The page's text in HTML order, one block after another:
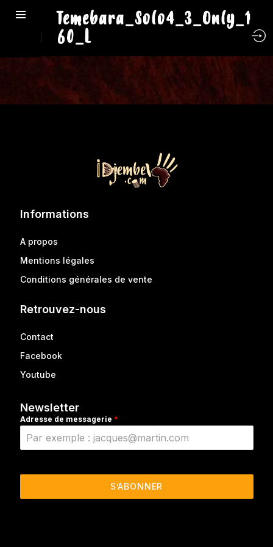
Temebara_Solo4_3_Only_1
60_L
Informations
A propos
Mentions légales
Conditions générales de vente
Retrouvez-nous
Contact
Facebook
Youtube
Newsletter
Adresse de messagerie *
S’ABONNER